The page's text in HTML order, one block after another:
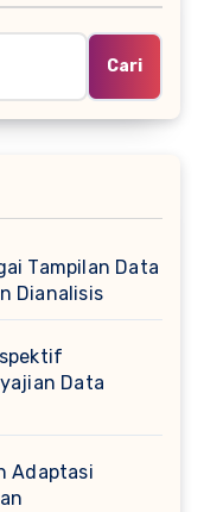
Cari
Tampilan Data
Dianalisis
Data
Adaptasi